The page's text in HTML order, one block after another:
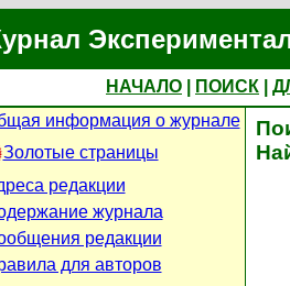
НАЧАЛО ПОИСК
информация о журнале
Золотые страницы
редакции
журнала
редакции
для авторов